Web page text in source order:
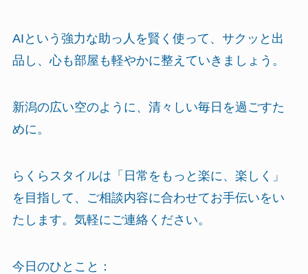
AIという強力な助っ人を賢く使って、サクッと出
品し、心も部屋も軽やかに整えていきましょう。
新潟の広い空のように、清々しい毎日を過ごすた
めに。
らくらスタイルは「日常をもっと楽に、楽しく」
を目指して、ご相談内容に合わせてお手伝いをい
たします。気軽にご連絡ください。
今日のひとこと：